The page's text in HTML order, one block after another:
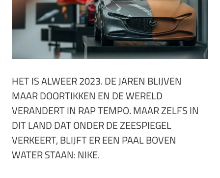
HET IS ALWEER 2023. DE JAREN BLIJVEN
MAAR DOORTIKKEN EN DE WERELD
VERANDERT IN RAP TEMPO. MAAR ZELFS IN
DIT LAND DAT ONDER DE ZEESPIEGEL
VERKEERT, BLIJFT ER EEN PAAL BOVEN
WATER STAAN: NIKE.